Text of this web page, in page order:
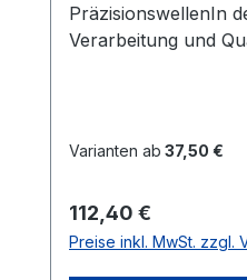
PräzisionswellenIn
Verarbeitung und
Varianten ab 37,50 €
Regulärer Preis:
112,40 €
Preise inkl. MwSt. zzgl.